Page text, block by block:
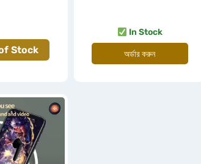
Stock
In Stock
অর্ডার করুন